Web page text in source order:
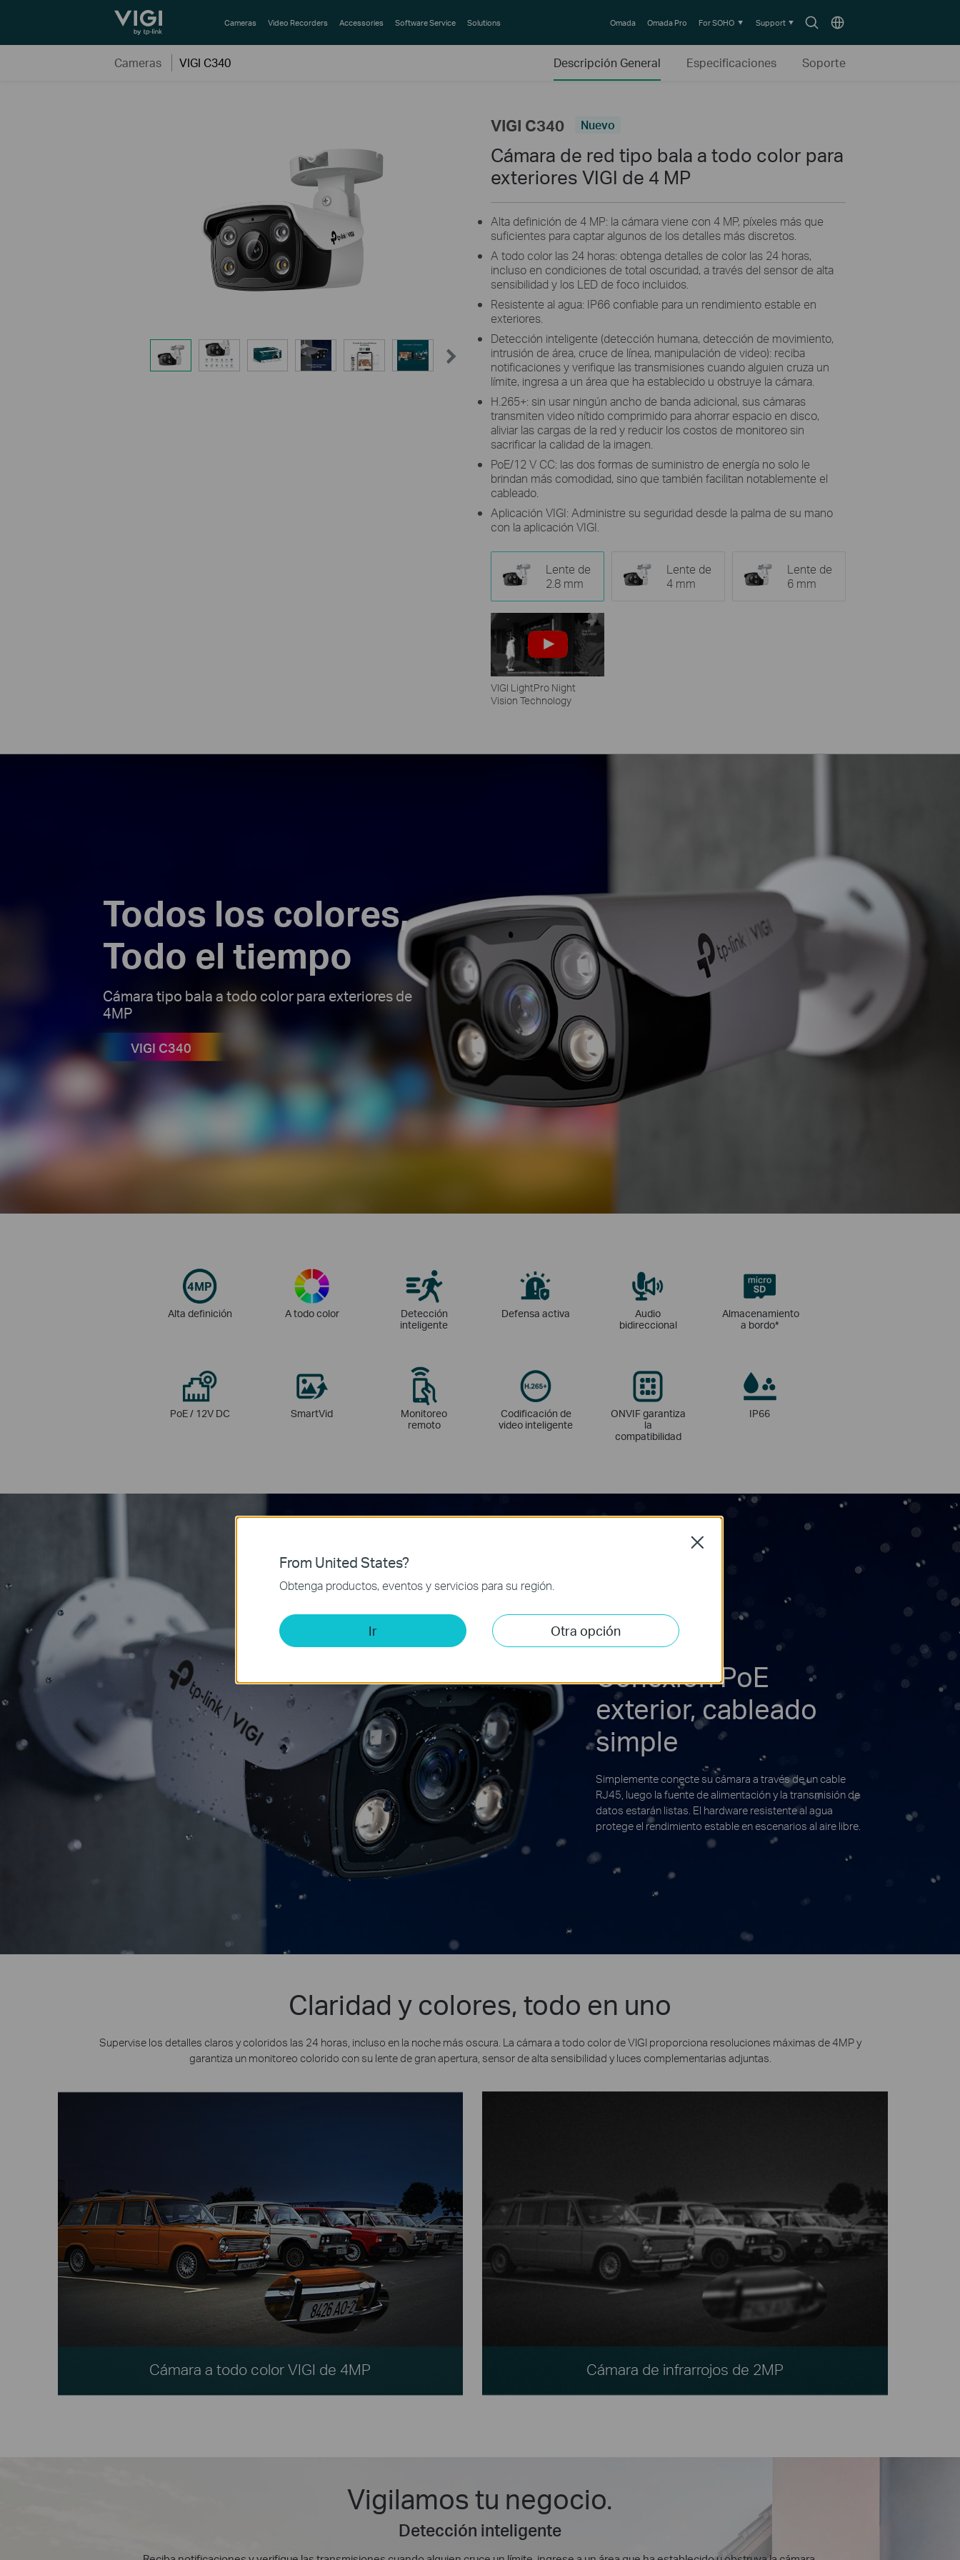
TP-Link, Reliably Smart
SearchChoose
Cameras Video Recorders Accessories Software Service Solutions Omada Omada Pro For SOHO Support
Cameras VIGI C340 Descripción General Especificaciones Soporte
VIGI C340 Nuevo
Cámara de red tipo bala a todo color para
exteriores VIGI de 4 MP
Alta definición de 4 MP: la cámara viene con 4 MP, píxeles más que
suficientes para captar algunos de los detalles más discretos.
A todo color las 24 horas: obtenga detalles de color las 24 horas,
incluso en condiciones de total oscuridad, a través del sensor de alta
sensibilidad y los LED de foco incluidos.
Resistente al agua: IP66 confiable para un rendimiento estable en
exteriores.
Detección inteligente (detección humana, detección de movimiento,
intrusión de área, cruce de línea, manipulación de video): reciba
notificaciones y verifique las transmisiones cuando alguien cruza un
límite, ingresa a un área que ha establecido u obstruye la cámara.
H.265+: sin usar ningún ancho de banda adicional, sus cámaras
transmiten video nítido comprimido para ahorrar espacio en disco,
aliviar las cargas de la red y reducir los costos de monitoreo sin
sacrificar la calidad de la imagen.
PoE/12 V CC: las dos formas de suministro de energía no solo le
brindan más comodidad, sino que también facilitan notablemente el
cableado.
Aplicación VIGI: Administre su seguridad desde la palma de su mano
con la aplicación VIGI.
Lente de
2.8 mm
Lente de
4 mm
Lente de
6 mm
VIGI LightPro Night
Vision Technology
Todos los colores,
Todo el tiempo
Cámara tipo bala a todo color para exteriores de
4MP
VIGI C340
Alta definición A todo color
Detección
inteligente
Defensa activa
Audio
bidireccional
Almacenamiento
a bordo*
PoE / 12V DC SmartVid
Monitoreo
remoto
Codificación de
video inteligente
ONVIF garantiza
la
compatibilidad
IP66
Conexión PoE
exterior, cableado
simple
Simplemente conecte su cámara a través de un cable
RJ45, luego la fuente de alimentación y la transmisión de
datos estarán listas. El hardware resistente al agua
protege el rendimiento estable en escenarios al aire libre.
Claridad y colores, todo en uno
Supervise los detalles claros y coloridos las 24 horas, incluso en la noche más oscura. La cámara a todo color de VIGI proporciona resoluciones máximas de 4MP y
garantiza un monitoreo colorido con su lente de gran apertura, sensor de alta sensibilidad y luces complementarias adjuntas.
Cámara a todo color VIGI de 4MP Cámara de infrarrojos de 2MP
Vigilamos tu negocio.
Detección inteligente
From United States?
Obtenga productos, eventos y servicios para su región.
Ir Otra opción
Close